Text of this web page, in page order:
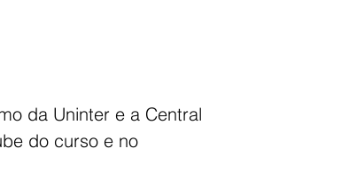
da Uninter e a Central
do curso e no